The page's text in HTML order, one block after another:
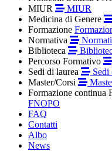
MIUR
MIUR
Medicina di Genere
Formazione
Normativa
Biblioteca
Percorso Formativo
Sedi di laurea
Sedi
Master/Corsi
Formazione continua
FNOPO
FAQ
Contatti
Albo
News